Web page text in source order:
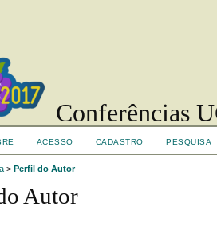
Conferências
ACESSO CADASTRO PESQUISA
> Perfil do Autor
Autor